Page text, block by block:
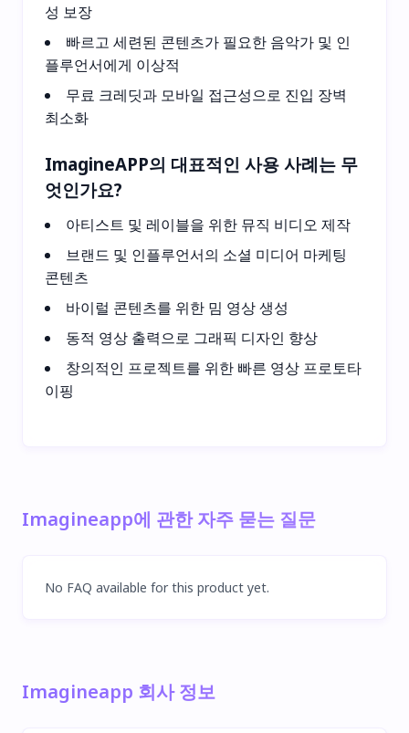
성 보장
빠르고 세련된 콘텐츠가 필요한 음악가 및 인
플루언서에게 이상적
무료 크레딧과 모바일 접근성으로 진입 장벽
최소화
ImagineAPP의 대표적인 사용 사례는 무
엇인가요?
아티스트 및 레이블을 위한 뮤직 비디오 제작
브랜드 및 인플루언서의 소셜 미디어 마케팅
콘텐츠
바이럴 콘텐츠를 위한 밈 영상 생성
동적 영상 출력으로 그래픽 디자인 향상
창의적인 프로젝트를 위한 빠른 영상 프로토타
이핑
Imagineapp에 관한 자주 묻는 질문
No FAQ available for this product yet.
Imagineapp 회사 정보